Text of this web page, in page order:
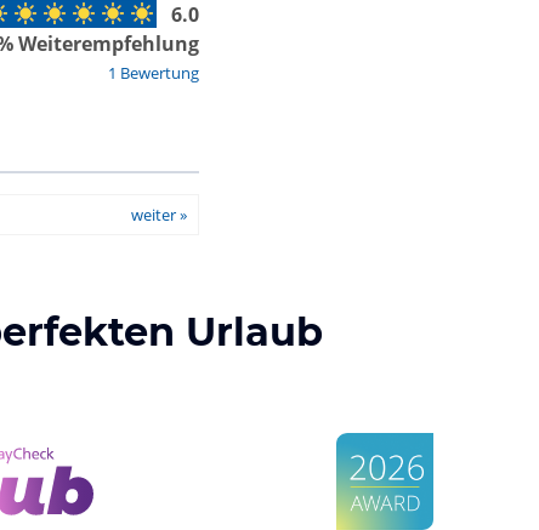
1 Bewertung
6.0
Weiterempfehlung
weiter »
Urlaub